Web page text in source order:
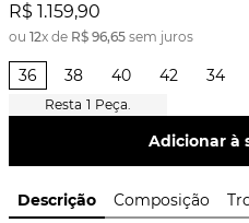
R$ 1.159,90
ou 12x de R$ 96,65 sem juros
36 38 40 42 34
1 Peça.
Adicionar à
Descrição Composição